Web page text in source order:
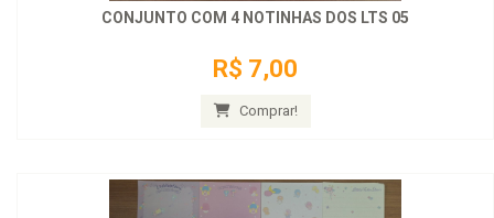
CONJUNTO COM 4 NOTINHAS DOS LTS 05
R$ 7,00
Comprar!